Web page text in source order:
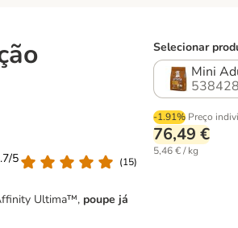
5
(15)
Ultima™, poupe já
Selecionar
Mini
-1.91% Preço
76,49 €
5,46 € / kg